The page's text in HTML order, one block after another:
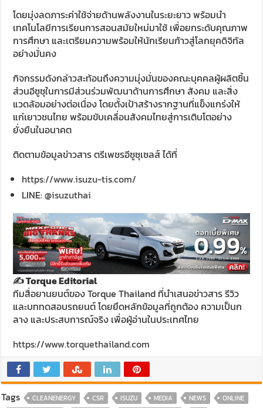
โดยมุ่งลดภาระค่าใช้จ่ายด้านพลังงานในระยะยาว พร้อมนำ
เทคโนโลยีการเรียนการสอนสมัยใหม่มาใช้ เพื่อยกระดับคุณภาพ
การศึกษา และเตรียมความพร้อมให้นักเรียนก้าวสู่โลกยุคดิจิทัล
อย่างมั่นคง
กิจกรรมดังกล่าวสะท้อนถึงความมุ่งมั่นของคณะบุคคลผู้ผลิตชิ้น
ส่วนอีซูซุในการมีส่วนร่วมพัฒนาด้านการศึกษา สังคม และสิ่ง
แวดล้อมอย่างต่อเนื่อง โดยตั้งเป้าสร้างรากฐานที่แข็งแกร่งให้
แก่เยาวชนไทย พร้อมขับเคลื่อนสังคมไทยสู่การเติบโตอย่าง
ยั่งยืนในอนาคต
ติดตามข้อมูลข่าวสาร ตรีเพชรอีซูซุเซลส์ ได้ที่
https://www.isuzu-tis.com/
LINE:@isuzuthai
✍️ Torque Editorial
ทีมสื่อยานยนต์ของ Torque Thailand ที่นำเสนอข่าวสาร รีวิว
และบททดสอบรถยนต์ โดยยึดหลักข้อมูลที่ถูกต้อง ความเป็นก
ลาง และประสบการณ์จริง เพื่อผู้อ่านในประเทศไทย
https://www.torquethailand.com
Tags CLEANENERGY CSR ISUZU MEDIA NEWS
ONLINE